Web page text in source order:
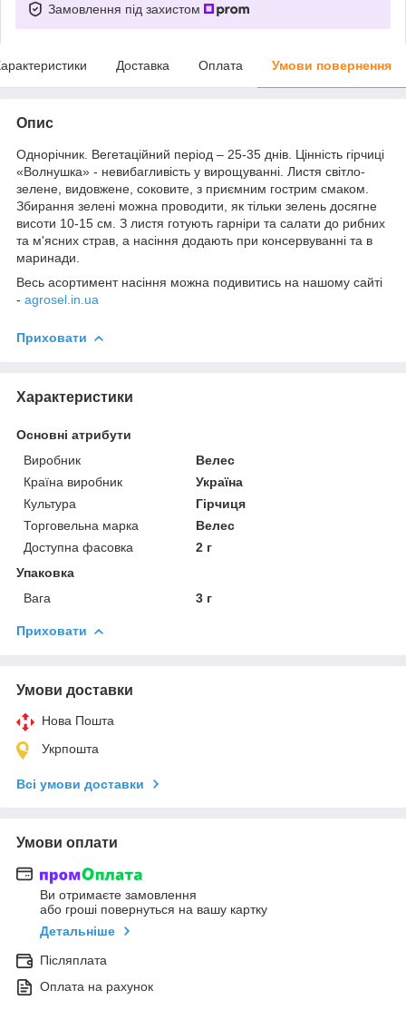
Замовлення під захистом
Доставка Оплата Умови повернення
Опис
Однорічник. Вегетаційний період – 25-35 днів. Цінність гірчиці
«Волнушка» - невибагливість у вирощуванні. Листя світло-
зелене, видовжене, соковите, з приємним гострим смаком.
Збирання зелені можна проводити, як тільки зелень досягне
висоти 10-15 см. З листя готують гарніри та салати до рибних
та м'ясних страв, а насіння додають при консервуванні та в
маринади.
Весь асортимент насіння можна подивитись на нашому сайті
- agrosel.in.ua
Приховати
Характеристики
Основні атрибути
Виробник
Велес
Країна виробник
Україна
Культура
Гірчиця
Торговельна марка
Велес
Доступна фасовка
2 г
Упаковка
Вага
3 г
Приховати
Умови доставки
Нова Пошта
Укрпошта
Всі умови доставки
Умови оплати
Ви отримаєте замовлення
або гроші повернуться на вашу картку
Детальніше
Післяплата
Оплата на рахунок